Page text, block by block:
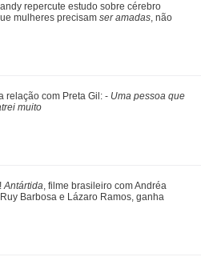
a problemas com substâncias
polêmicas que rondam R...
João Guilherme, Enzo Celulari... Relembre
- de Bruna Mar...
Mbappé abre álbum de fotos e noite de
com Ester Expósi...
repercute estudo sobre cérebro
mulheres precisam ser amadas, não
relação com Preta Gil: - Uma pessoa que
muito
Antártida, filme brasileiro com Andréa
Barbosa e Lázaro Ramos, ganha